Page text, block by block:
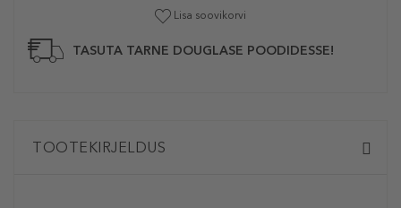
Lisa soovikorvi
TASUTA TARNE DOUGLASE POODIDESSE!
TOOTEKIRJELDUS